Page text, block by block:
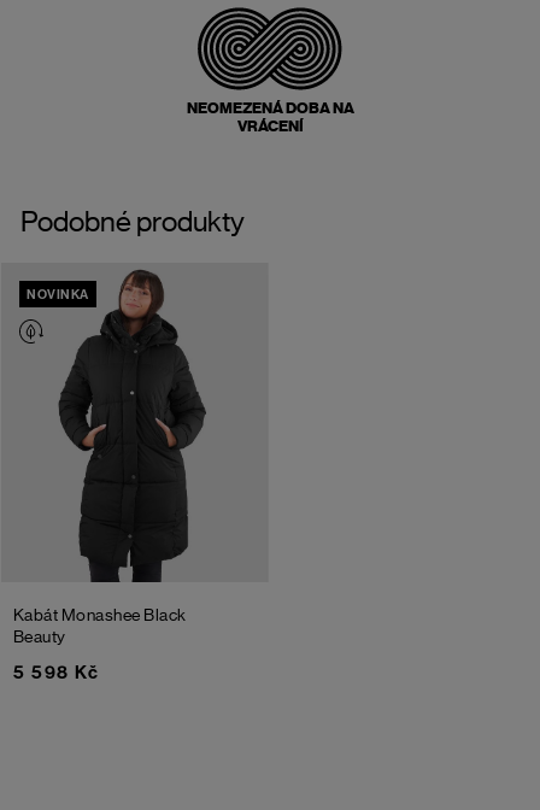
NEOMEZENÁ DOBA NA
VRÁCENÍ
Podobné produkty
NOVINKA
Kabát Monashee Black
Beauty
5 598 Kč